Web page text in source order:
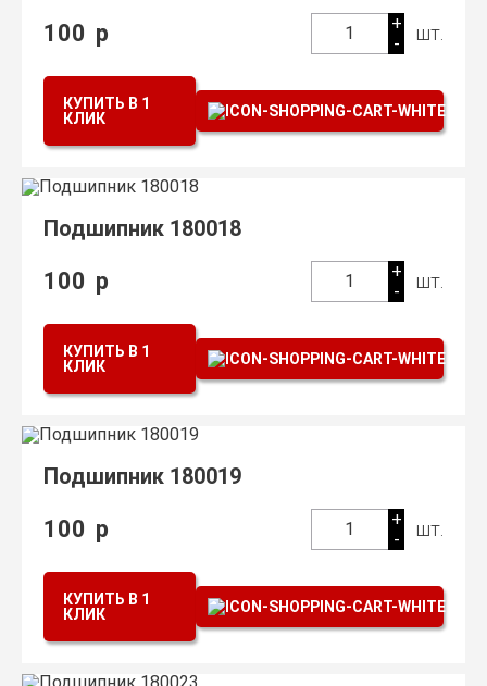
100 р 1
+
-
шт.
КУПИТЬ В 1
КЛИК
Подшипник 180018
100 р 1
+
-
шт.
КУПИТЬ В 1
КЛИК
Подшипник 180019
100 р 1
+
-
шт.
КУПИТЬ В 1
КЛИК